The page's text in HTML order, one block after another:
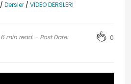
/ Dersler / VİDEO DERSLERİ
6 min read. - Post Date:
0